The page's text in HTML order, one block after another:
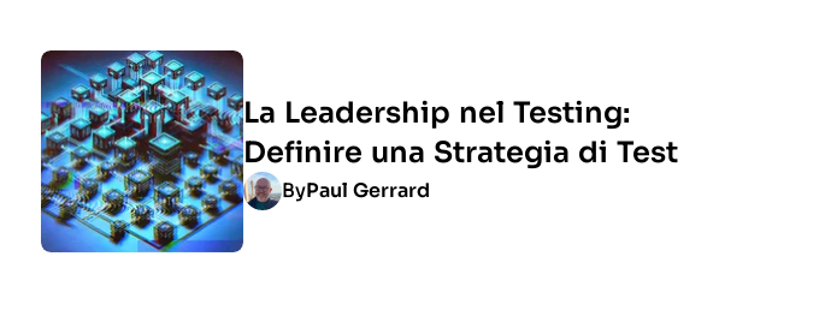
La Leadership nel Testing:
Definire una Strategia di Test
ByPaul Gerrard